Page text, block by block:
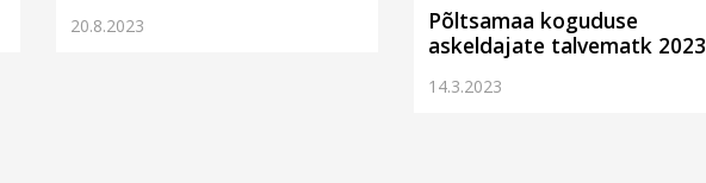
20.8.2023
Põltsamaa koguduse
askeldajate talvematk 2023
14.3.2023